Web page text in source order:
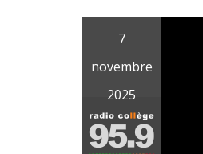
7
novembre
2025